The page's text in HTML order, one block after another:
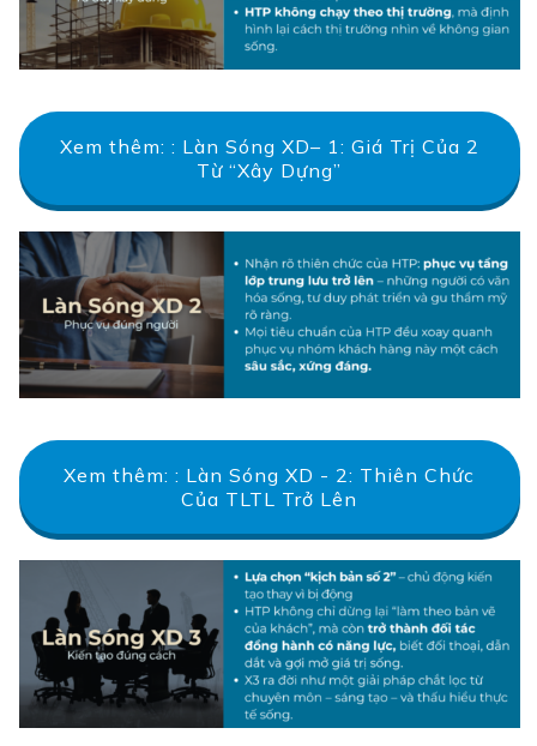
Xem thêm: : Làn Sóng XD– 1: Giá Trị Của 2
Từ “Xây Dựng”
Xem thêm: : Làn Sóng XD - 2: Thiên Chức
Của TLTL Trở Lên